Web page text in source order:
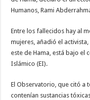
Humanos, Rami
Entre los fallecidos hay al
mujeres, añadió el
este de Hama, está bajo el
Islámico (EI).
El Observatorio, que citó a
contenían sustancias